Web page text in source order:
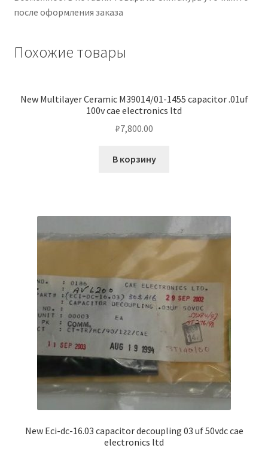
кондиционеров по оптовым ценам, ниже рыночных
Прокладка трасс для кондиционеров
Сервисное обслуживание кондиционеров
Средства для чистки кондиционеров
Услуги альпинистов при установке и обслуживании
Чистка кондиционеров
после оформления заказа
Похожие товары
New Multilayer Ceramic M39014/01-1455 capacitor .01uf
100v cae electronics ltd
₽7,800.00
В корзину
New Eci-dc-16.03 capacitor decoupling 03 uf 50vdc cae
electronics ltd